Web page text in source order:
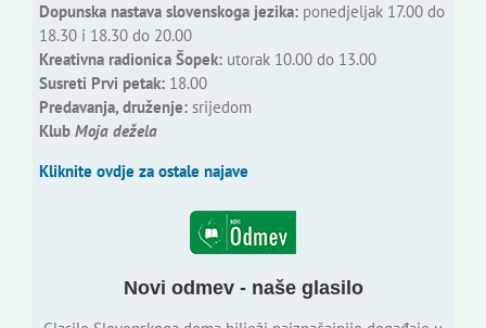
Dopunska nastava slovenskoga jezika:ponedjeljak 17.00 do
18.30 i 18.30 do 20.00
Kreativna radionica Šopek:utorak 10.00 do 13.00
Susreti Prvi petak:18.00
Predavanja, druženje:srijedom
Klub Moja dežela
Kliknite ovdje za ostale najave
Novi odmev - naše glasilo